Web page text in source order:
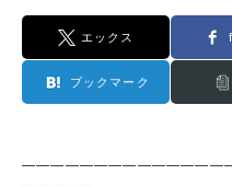
エックス
ブックマーク